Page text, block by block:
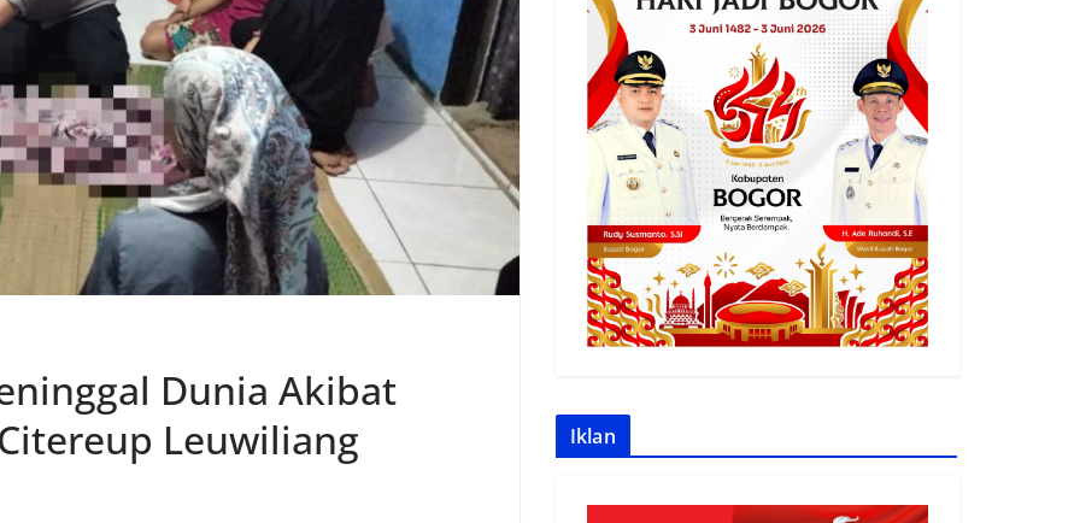
Dunia Akibat
Leuwiliang
Iklan